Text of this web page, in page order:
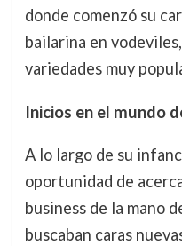
donde comenzó su
bailarina en
variedades muy
Inicios en el mundo
A lo largo de su
oportunidad de
business de la mano
buscaban caras